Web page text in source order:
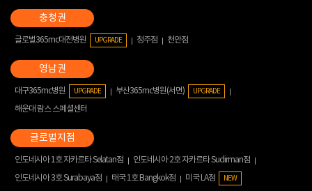
글로벌365mc대전병원 UPGRADE 청주점 천안점
대구365mc병원 UPGRADE 부산365mc병원(서면) UPGRADE
해운대 람스 스페셜센터
인도네시아 1호 자카르타 Selatan점
인도네시아 2호 자카르타 Sudirman점
인도네시아 3호 Surabaya점
태국 1호 Bangkok점 미국 LA점 NEW